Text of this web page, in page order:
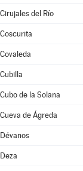
Cirujales del Río
Coscurita
Covaleda
Cubilla
Cubo de la Solana
Cueva de Ágreda
Dévanos
Deza